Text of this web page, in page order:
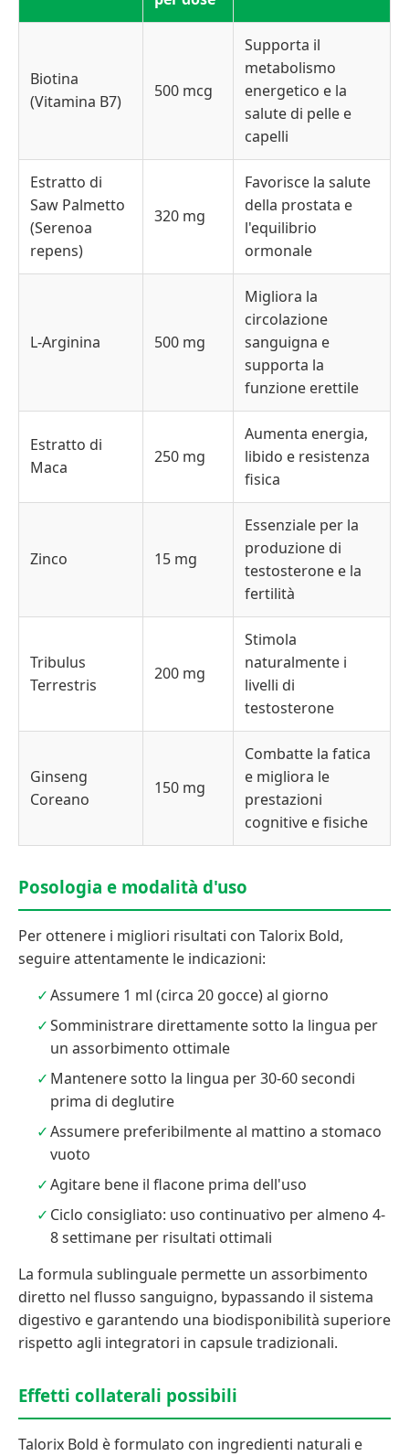
Biotina
(Vitamina B7)
500 mcg
Supporta il
metabolismo
energetico e la
salute di pelle e
capelli
Estratto di
Saw Palmetto
(Serenoa
repens)
320 mg
Favorisce la salute
della prostata e
l'equilibrio
ormonale
L-Arginina 500 mg
Migliora la
circolazione
sanguigna e
supporta la
funzione erettile
Estratto di
Maca
250 mg
Aumenta energia,
libido e resistenza
fisica
Zinco 15 mg
Essenziale per la
produzione di
testosterone e la
fertilità
Tribulus
Terrestris
200 mg
Stimola
naturalmente i
livelli di
testosterone
Ginseng
Coreano
150 mg
Combatte la fatica
e migliora le
prestazioni
cognitive e fisiche
Posologia e modalità d'uso
Per ottenere i migliori risultati con Talorix Bold,
seguire attentamente le indicazioni:
Assumere 1 ml (circa 20 gocce) al giorno
Somministrare direttamente sotto la lingua per
un assorbimento ottimale
Mantenere sotto la lingua per 30-60 secondi
prima di deglutire
Assumere preferibilmente al mattino a stomaco
vuoto
Agitare bene il flacone prima dell'uso
Ciclo consigliato: uso continuativo per almeno 4-
8 settimane per risultati ottimali
La formula sublinguale permette un assorbimento
diretto nel flusso sanguigno, bypassando il sistema
digestivo e garantendo una biodisponibilità superiore
rispetto agli integratori in capsule tradizionali.
Effetti collaterali possibili
Talorix Bold è formulato con ingredienti naturali e